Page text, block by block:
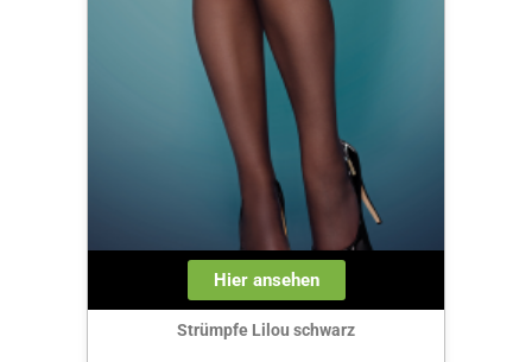
Hier ansehen
Strümpfe Lilou schwarz